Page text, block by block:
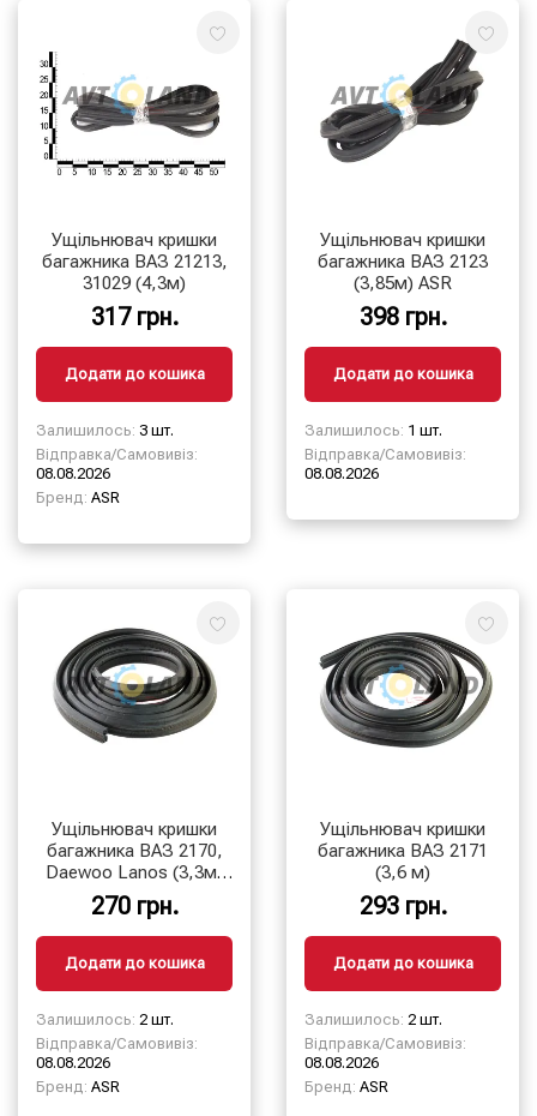
Ущільнювач кришки
багажника ВАЗ 21213,
31029 (4,3м)
317 грн.
Додати до кошика
Залишилось: 3 шт.
Відправка/Самовивіз:
08.08.2026
Бренд: ASR
Ущільнювач кришки
багажника ВАЗ 2123
(3,85м) ASR
398 грн.
Додати до кошика
Залишилось: 1 шт.
Відправка/Самовивіз:
08.08.2026
Ущільнювач кришки
багажника ВАЗ 2170,
Daewoo Lanos (3,3м)
ASR
270 грн.
Додати до кошика
Залишилось: 2 шт.
Відправка/Самовивіз:
08.08.2026
Бренд: ASR
Ущільнювач кришки
багажника ВАЗ 2171
(3,6 м)
293 грн.
Додати до кошика
Залишилось: 2 шт.
Відправка/Самовивіз:
08.08.2026
Бренд: ASR